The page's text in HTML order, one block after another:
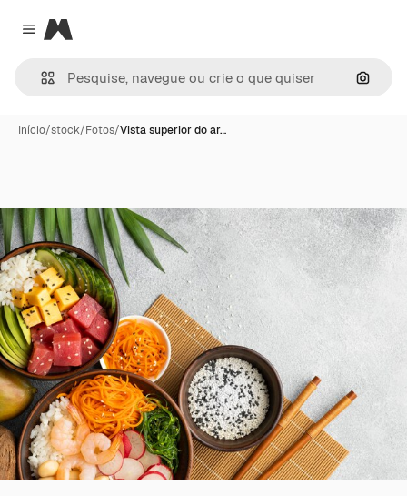
Close menu
Magnific
Início/stock/Fotos/Vista superior do ar…